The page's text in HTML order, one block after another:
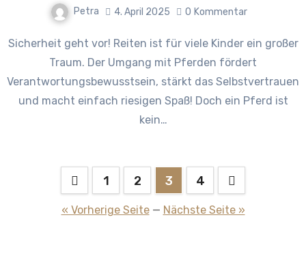
Petra 4. April 2025 0 Kommentar
Sicherheit geht vor! Reiten ist für viele Kinder ein großer
Traum. Der Umgang mit Pferden fördert
Verantwortungsbewusstsein, stärkt das Selbstvertrauen
und macht einfach riesigen Spaß! Doch ein Pferd ist
kein…
Seitennummerierung
1 2 3 4
« Vorherige Seite— Nächste Seite »